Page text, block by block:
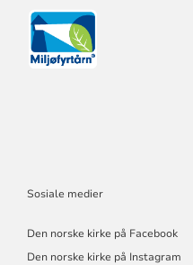
Sosiale medier
Den norske kirke på Facebook
Den norske kirke på Instagram